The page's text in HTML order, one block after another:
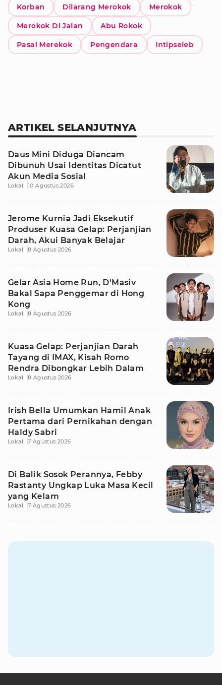
Korban Dilarang Merokok Merokok
Merokok Di Jalan Abu Rokok
Pasal Merekok Pengendara Intipseleb
ARTIKEL SELANJUTNYA
Daus Mini Diduga Diancam
Dibunuh Usai Identitas Dicatut
Akun Media Sosial
Lokal 10 Agustus 2026
Jerome Kurnia Jadi Eksekutif
Produser Kuasa Gelap: Perjanjian
Darah, Akui Banyak Belajar
Lokal 8 Agustus 2026
Gelar Asia Home Run, D'Masiv
Bakal Sapa Penggemar di Hong
Kong
Lokal 8 Agustus 2026
Kuasa Gelap: Perjanjian Darah
Tayang di IMAX, Kisah Romo
Rendra Dibongkar Lebih Dalam
Lokal 8 Agustus 2026
Irish Bella Umumkan Hamil Anak
Pertama dari Pernikahan dengan
Haldy Sabri
Lokal 7 Agustus 2026
Di Balik Sosok Perannya, Febby
Rastanty Ungkap Luka Masa Kecil
yang Kelam
Lokal 7 Agustus 2026